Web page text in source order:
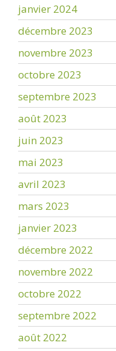
janvier 2024
décembre 2023
novembre 2023
octobre 2023
septembre 2023
août 2023
juin 2023
mai 2023
avril 2023
mars 2023
janvier 2023
décembre 2022
novembre 2022
octobre 2022
septembre 2022
août 2022